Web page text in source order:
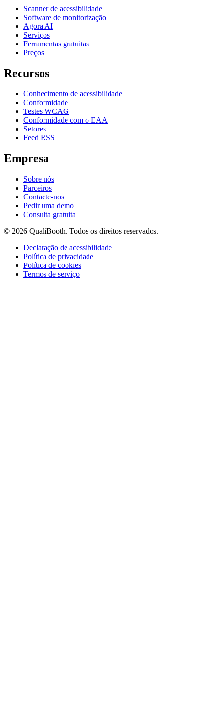
Scanner de acessibilidade
Software de monitorização
Agora AI
Serviços
Ferramentas gratuitas
Preços
Recursos
Conhecimento de acessibilidade
Conformidade
Testes WCAG
Conformidade com o EAA
Setores
Feed RSS
Empresa
Sobre nós
Parceiros
Contacte-nos
Pedir uma demo
Consulta gratuita
© 2026 QualiBooth. Todos os direitos reservados.
Declaração de acessibilidade
Política de privacidade
Política de cookies
Termos de serviço